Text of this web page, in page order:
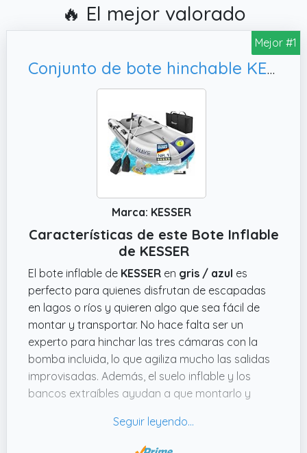
🔥 El mejor valorado
Mejor #1
Conjunto de bote hinchable KESSER® Wave de 230-320 cm, bote a remo pequeño y grande - combinación con
Marca: KESSER
Características de este Bote Inflable
de KESSER
El bote inflable de KESSER en gris / azul es
perfecto para quienes disfrutan de escapadas
en lagos o ríos y quieren algo que sea fácil de
montar y transportar. No hace falta ser un
experto para hinchar las tres cámaras con la
bomba incluida, lo que agiliza mucho las salidas
improvisadas. Además, el suelo inflable y los
bancos extraíbles ayudan a que montarlo y